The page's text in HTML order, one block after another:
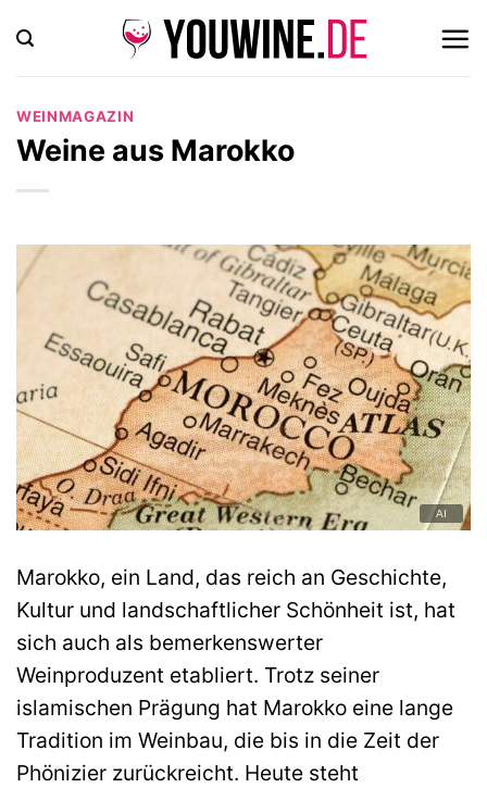
Inhalt
springen
WEINMAGAZIN
Weine aus Marokko
Marokko, ein Land, das reich an Geschichte,
Kultur und landschaftlicher Schönheit ist, hat
sich auch als bemerkenswerter
Weinproduzent etabliert. Trotz seiner
islamischen Prägung hat Marokko eine lange
Tradition im Weinbau, die bis in die Zeit der
Phönizier zurückreicht. Heute steht